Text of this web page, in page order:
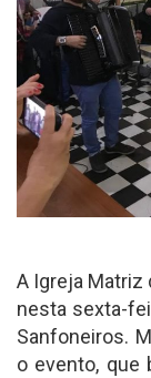
A Igreja Matriz
nesta sexta-
Sanfoneiros.
o evento, que